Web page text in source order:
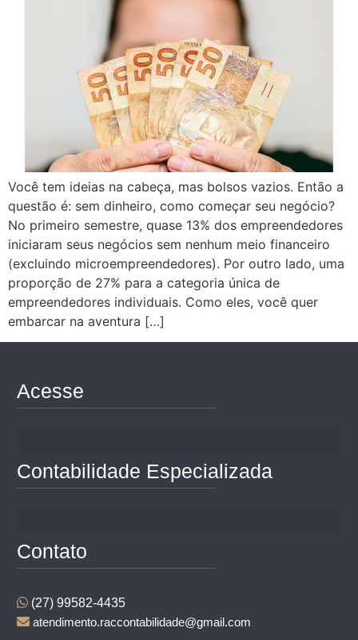
Você tem ideias na cabeça, mas bolsos vazios. Então a
questão é: sem dinheiro, como começar seu negócio?
No primeiro semestre, quase 13% dos empreendedores
iniciaram seus negócios sem nenhum meio financeiro
(excluindo microempreendedores). Por outro lado, uma
proporção de 27% para a categoria única de
empreendedores individuais. Como eles, você quer
embarcar na aventura […]
Acesse
Contabilidade Especializada
Contato
(27) 99582-4435
atendimento.raccontabilidade@gmail.com